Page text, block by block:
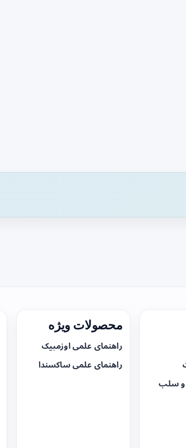
سلب
محصولات ویژه
راهنمای علمی اوزمپیک
راهنمای علمی ساکسندا